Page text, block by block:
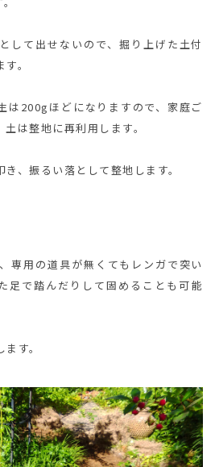
して出せないので、掘り上げた土付
。
200gほどになりますので、家庭ご
は整地に再利用します。
、振るい落として整地します。
専用の道具が無くてもレンガで突い
足で踏んだりして固めることも可能
す。